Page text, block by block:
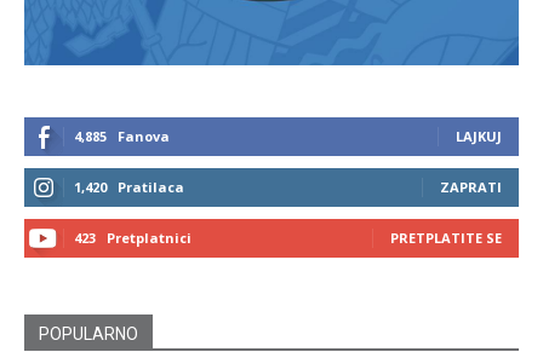
4,885 Fanova LAJKUJ
1,420 Pratilaca ZAPRATI
423 Pretplatnici PRETPLATITE SE
POPULARNO